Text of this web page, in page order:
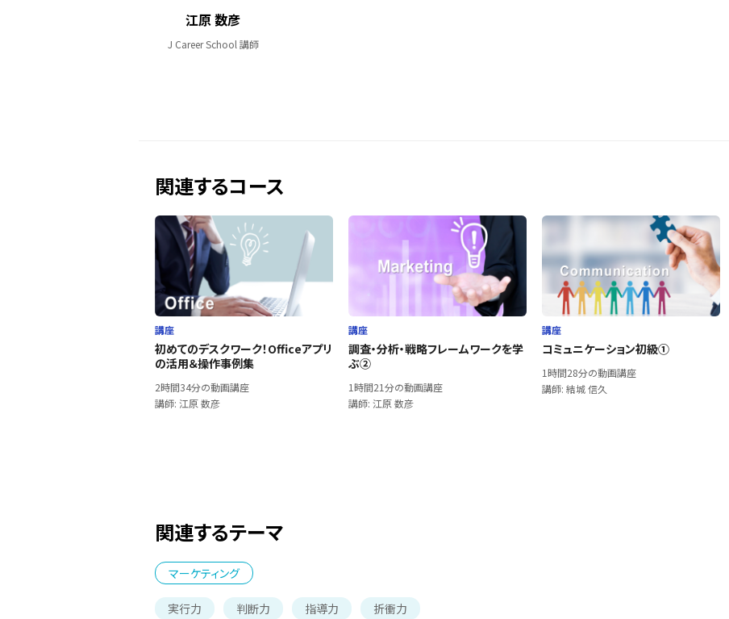
江原 数彦
J Career School 講師
関連するコース
講座
初めてのデスクワーク！Officeアプリ
の活用＆操作事例集
2時間34分の動画講座
講師: 江原 数彦
講座
調査・分析・戦略フレームワークを学
ぶ②
1時間21分の動画講座
講師: 江原 数彦
講座
コミュニケーション初級①
1時間28分の動画講座
講師: 結城 信久
関連するテーマ
マーケティング
実行力 判断力 指導力 折衝力